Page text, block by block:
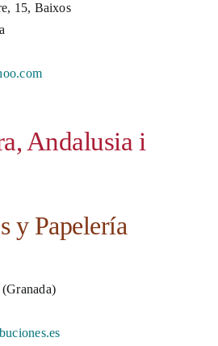
15, Baixos
Andalusia i
y Papelería